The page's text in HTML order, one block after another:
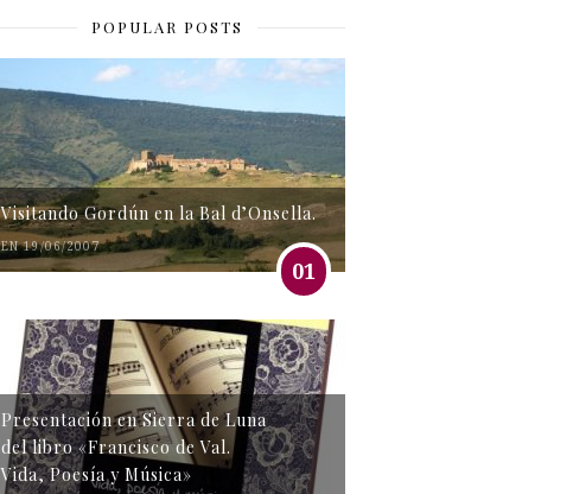
POPULAR POSTS
Visitando Gordún en la Bal d’Onsella.
EN 19/06/2007
01
Presentación en Sierra de Luna
del libro «Francisco de Val.
Vida, Poesía y Música»